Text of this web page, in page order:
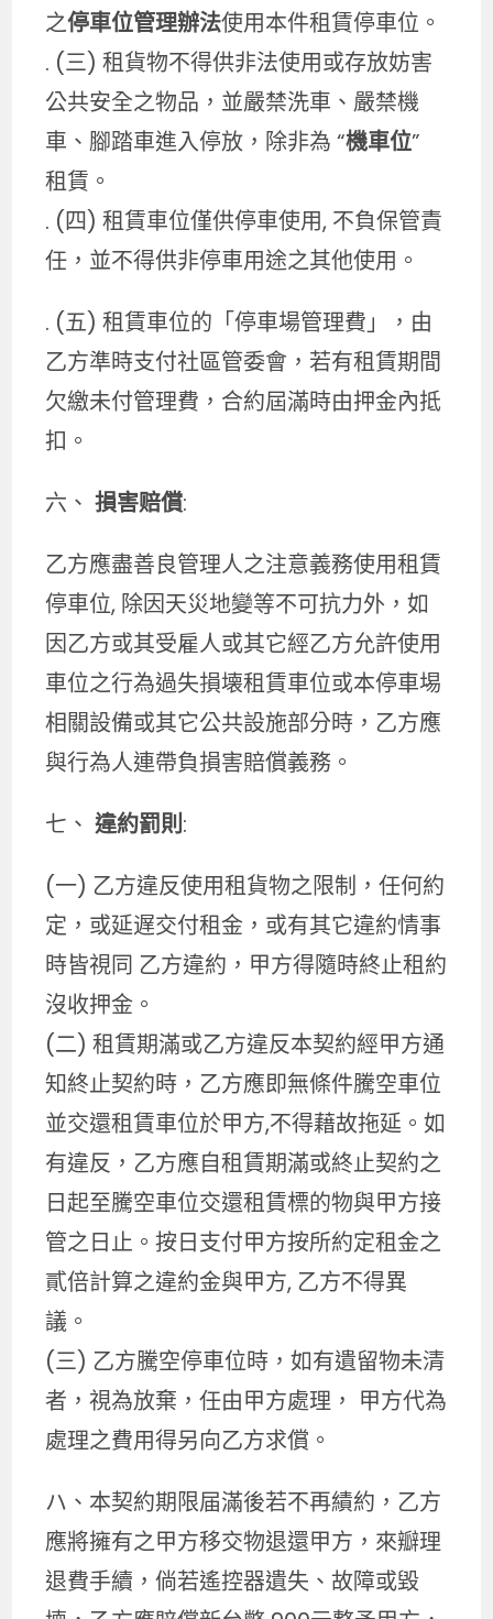
之停車位管理辦法使用本件租賃停車位。
. (三) 租貨物不得供非法使用或存放妨害
公共安全之物品，並嚴禁洗車、嚴禁機
車、腳踏車進入停放，除非為 “機車位”
租賃。
. (四) 租賃車位僅供停車使用, 不負保管責
任，並不得供非停車用途之其他使用。
. (五) 租賃車位的「停車場管理費」，由
乙方準時支付社區管委會，若有租賃期間
欠繳未付管理費，合約屆滿時由押金內抵
扣。
六、 損害赔償:
乙方應盡善良管理人之注意義務使用租賃
停車位, 除因天災地變等不可抗力外，如
因乙方或其受雇人或其它經乙方允許使用
車位之行為過失損壊租賃車位或本停車埸
相關設備或其它公共設施部分時，乙方應
與行為人連帶負損害賠償義務。
七、違約罰則:
(一) 乙方違反使用租貨物之限制，任何約
定，或延遅交付租金，或有其它違約情事
時皆視同 乙方違約，甲方得隨時終止租約
沒收押金。
(二) 租賃期滿或乙方違反本契約經甲方通
知終止契約時，乙方應即無條件騰空車位
並交還租賃車位於甲方,不得藉故拖延。如
有違反，乙方應自租賃期滿或終止契約之
日起至騰空車位交還租賃標的物與甲方接
管之日止。按日支付甲方按所約定租金之
貳倍計算之違約金與甲方, 乙方不得異
議。
(三) 乙方騰空停車位時，如有遺留物未清
者，視為放棄，任由甲方處理， 甲方代為
處理之費用得另向乙方求償。
ハ、本契約期限届滿後若不再績約，乙方
應將擁有之甲方移交物退還甲方，來瓣理
退費手續，倘若遙控器遺失、故障或毀